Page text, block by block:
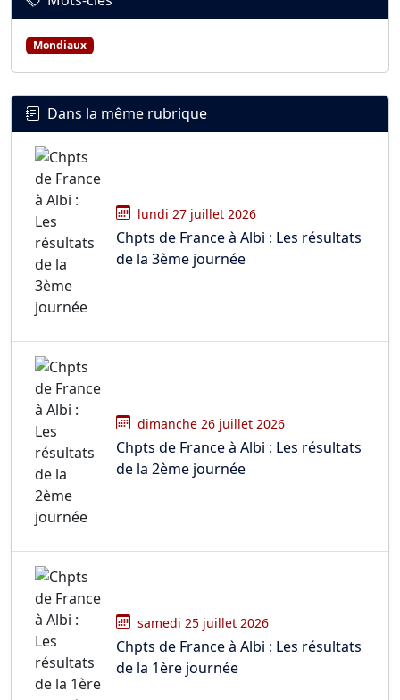
Mondiaux
Dans la même rubrique
lundi 27 juillet 2026
Chpts de France à Albi : Les résultats
de la 3ème journée
dimanche 26 juillet 2026
Chpts de France à Albi : Les résultats
de la 2ème journée
samedi 25 juillet 2026
Chpts de France à Albi : Les résultats
de la 1ère journée